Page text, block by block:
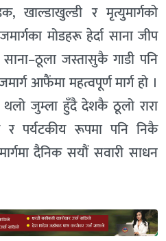
र मृत्युमार्गको
मोडहरू हेर्दा साना जीप
साना–ठूला जस्तासुकै गाडी पनि
आफैंमा महत्वपूर्ण मार्ग हो ।
जुम्ला हुँदै देशकै ठूलो रारा
र पर्यटकीय रूपमा पनि निकै
दैनिक सयौं सवारी साधन